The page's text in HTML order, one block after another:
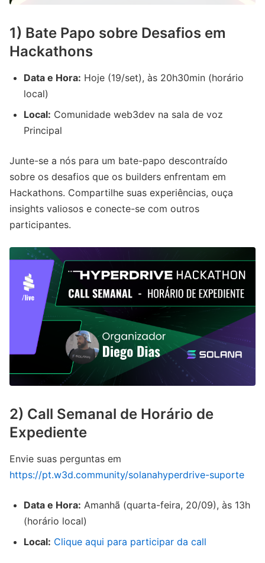
1) Bate Papo sobre Desafios em
Hackathons
Data e Hora: Hoje (19/set), às 20h30min (horário
local)
Local: Comunidade web3dev na sala de voz
Principal
Junte-se a nós para um bate-papo descontraído
sobre os desafios que os builders enfrentam em
Hackathons. Compartilhe suas experiências, ouça
insights valiosos e conecte-se com outros
participantes.
2) Call Semanal de Horário de
Expediente
Envie suas perguntas em
https://pt.w3d.community/solanahyperdrive-suporte
Data e Hora: Amanhã (quarta-feira, 20/09), às 13h
(horário local)
Local: Clique aqui para participar da call